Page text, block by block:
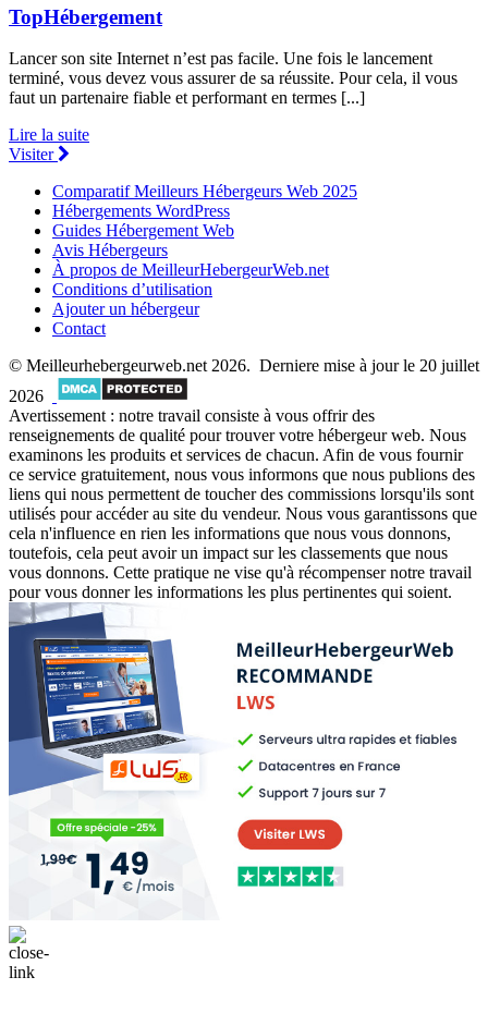
TopHébergement
Lancer son site Internet n’est pas facile. Une fois le lancement
terminé, vous devez vous assurer de sa réussite. Pour cela, il vous
faut un partenaire fiable et performant en termes [...]
Lire la suite
Visiter
Comparatif Meilleurs Hébergeurs Web 2025
Hébergements WordPress
Guides Hébergement Web
Avis Hébergeurs
À propos de MeilleurHebergeurWeb.net
Conditions d’utilisation
Ajouter un hébergeur
Contact
© Meilleurhebergeurweb.net 2026. Derniere mise à jour le 20 juillet
2026
Avertissement : notre travail consiste à vous offrir des
renseignements de qualité pour trouver votre hébergeur web. Nous
examinons les produits et services de chacun. Afin de vous fournir
ce service gratuitement, nous vous informons que nous publions des
liens qui nous permettent de toucher des commissions lorsqu'ils sont
utilisés pour accéder au site du vendeur. Nous vous garantissons que
cela n'influence en rien les informations que nous vous donnons,
toutefois, cela peut avoir un impact sur les classements que nous
vous donnons. Cette pratique ne vise qu'à récompenser notre travail
pour vous donner les informations les plus pertinentes qui soient.